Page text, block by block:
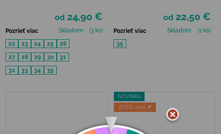
od 24,90 €
Pozrieť viac Skladom
(3 ks)
22
23 24 25
26
27
28 29 30
31
32
33 34 35
od 22,50 €
Pozrieť viac Skladom
(1 ks)
35
NOVINKA
JESEŇ 2026 🍂